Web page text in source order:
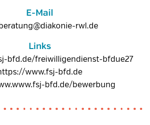
E-Mail
rwl.de
Links
bfd.de/freiwilligendienst-bfdue27
www.fsj-bfd.de
bfd.de/bewerbung